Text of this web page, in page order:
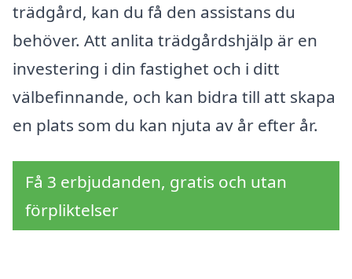
trädgård, kan du få den assistans du
behöver. Att anlita trädgårdshjälp är en
investering i din fastighet och i ditt
välbefinnande, och kan bidra till att skapa
en plats som du kan njuta av år efter år.
Få 3 erbjudanden, gratis och utan
förpliktelser